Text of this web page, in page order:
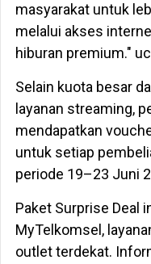
masyarakat untuk
melalui akses
hiburan premium."
Selain kuota besar
layanan streaming,
mendapatkan
untuk setiap
periode 19–23 Juni
Paket Surprise Deal
MyTelkomsel,
outlet terdekat.